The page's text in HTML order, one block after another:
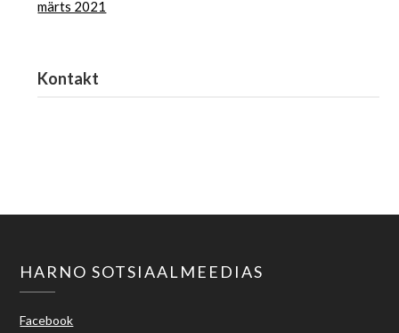
märts 2021
Kontakt
HARNO SOTSIAALMEEDIAS
Facebook